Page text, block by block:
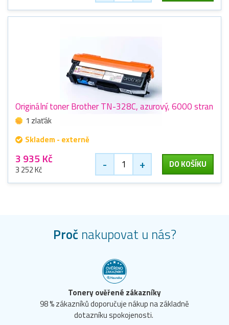
Originální toner Brother TN-328C, azurový, 6000 stran
1 zlaťák
Skladem - externě
3 935 Kč
3 252 Kč - + DO KOŠÍKU
Proč nakupovat u nás?
Tonery ověřené zákazníky
98 % zákazníků doporučuje nákup na základně
dotazníku spokojenosti.